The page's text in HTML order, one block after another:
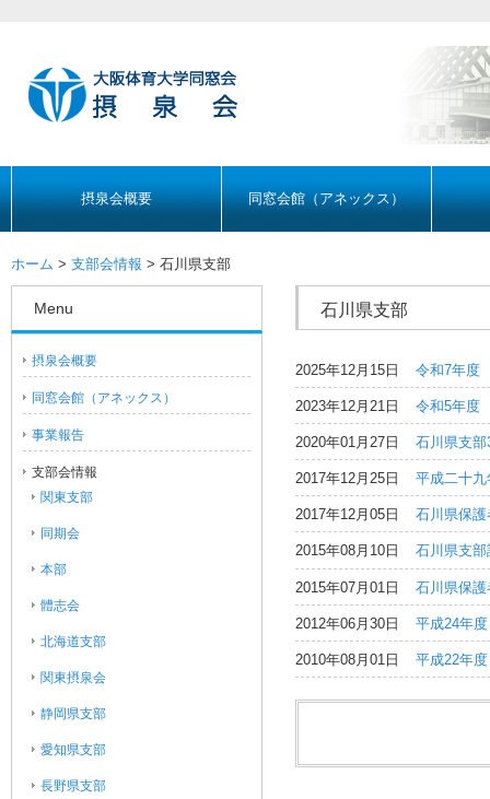
摂泉会概要 同窓会館（アネックス）
ホーム > 支部会情報 > 石川県支部
石川県支部
2025年12月15日 令和7年度
2023年12月21日 令和5年度
2020年01月27日 石川県支
2017年12月25日 平成二十
2017年12月05日 石川県保
2015年08月10日 石川県支
2015年07月01日 石川県保
2012年06月30日 平成24年
2010年08月01日 平成22年
Menu
摂泉会概要
同窓会館（アネックス）
事業報告
支部会情報
関東支部
同期会
本部
體志会
北海道支部
関東摂泉会
静岡県支部
愛知県支部
長野県支部